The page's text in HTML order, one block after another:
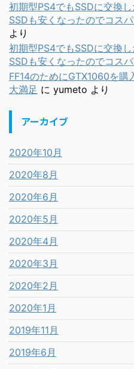
初期型PS4でもSSDに交換
SSDも安くなったのでコス
より
初期型PS4でもSSDに交換
SSDも安くなったのでコス
FF14のためにGTX1060を購
大満足 に yumeto より
アーカイブ
2020年10月
2020年8月
2020年6月
2020年5月
2020年4月
2020年3月
2020年2月
2020年1月
2019年11月
2019年6月